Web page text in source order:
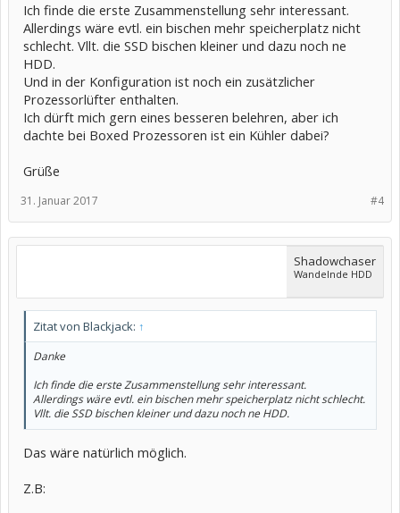
Ich finde die erste Zusammenstellung sehr interessant.
Allerdings wäre evtl. ein bischen mehr speicherplatz nicht
schlecht. Vllt. die SSD bischen kleiner und dazu noch ne
HDD.
Und in der Konfiguration ist noch ein zusätzlicher
Prozessorlüfter enthalten.
Ich dürft mich gern eines besseren belehren, aber ich
dachte bei Boxed Prozessoren ist ein Kühler dabei?
Grüße
#4
31. Januar 2017
Shadowchaser
Wandelnde HDD
Zitat von Blackjack: ↑
Danke
Ich finde die erste Zusammenstellung sehr interessant.
Allerdings wäre evtl. ein bischen mehr speicherplatz nicht schlecht.
Vllt. die SSD bischen kleiner und dazu noch ne HDD.
Das wäre natürlich möglich.
Z.B: